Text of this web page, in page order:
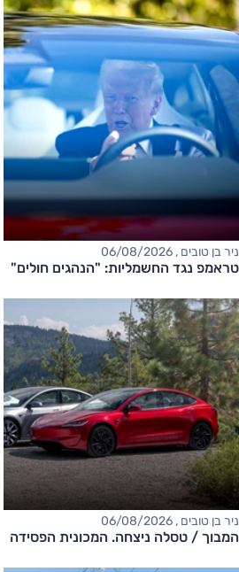
ניר בן טובים , 06/08/2026
טראמפ נגד החשמליות: "הנהגים חולים"
ניר בן טובים , 06/08/2026
המבוך / טסלה ניצחה. המכונית הפסידה